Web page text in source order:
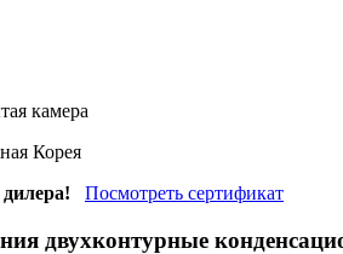
камера
Корея
Посмотреть сертификат
двухконтурные